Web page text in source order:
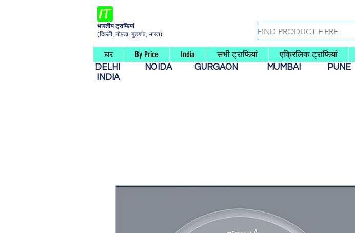
भारतीय ट्राफियां
(दिल्ली, नोएडा, गुड़गांव, भारत)
घर By Price India सभी ट्राफियां एक्रिलिक ट्राफियां
DELHI NOIDA GURGAON MUMBAI PUNE
INDIA